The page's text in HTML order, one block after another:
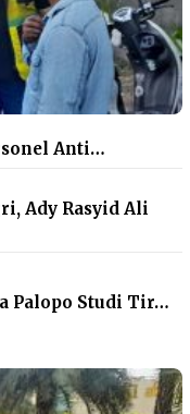
Anti…
Ady Rasyid Ali
Palopo Studi Tir…